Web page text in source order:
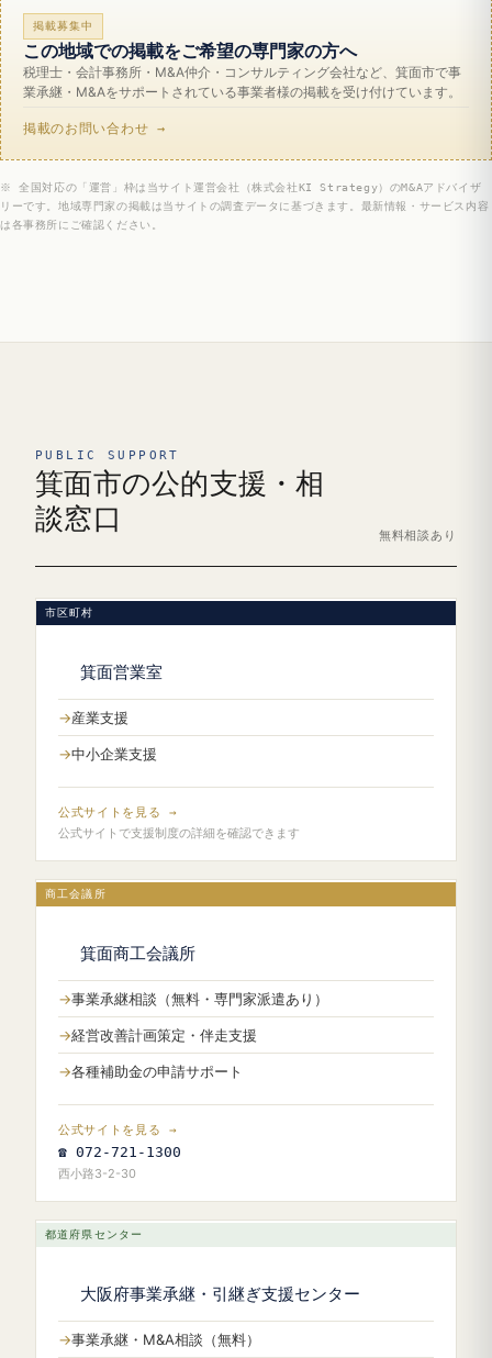
掲載募集中
この地域での掲載をご希望の専門家の方へ
税理士・会計事務所・M&A仲介・コンサルティング会社など、箕面市で事
業承継・M&Aをサポートされている事業者様の掲載を受け付けています。
掲載のお問い合わせ →
※ 全国対応の「運営」枠は当サイト運営会社（株式会社KI Strategy）のM&Aアドバイザ
リーです。地域専門家の掲載は当サイトの調査データに基づきます。最新情報・サービス内容
は各事務所にご確認ください。
PUBLIC SUPPORT
箕面市の公的支援・相
談窓口
無料相談あり
市区町村
箕面営業室
産業支援
中小企業支援
公式サイトを見る →
公式サイトで支援制度の詳細を確認できます
商工会議所
箕面商工会議所
事業承継相談（無料・専門家派遣あり）
経営改善計画策定・伴走支援
各種補助金の申請サポート
公式サイトを見る →
☎ 072-721-1300
西小路3-2-30
都道府県センター
大阪府事業承継・引継ぎ支援センター
事業承継・M&A相談（無料）